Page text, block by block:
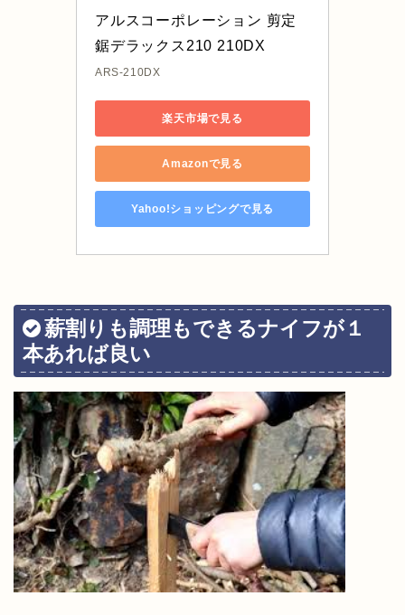
アルスコーポレーション 剪定
鋸デラックス210 210DX
ARS-210DX
楽天市場で見る
Amazonで見る
Yahoo!ショッピングで見る
薪割りも調理もできるナイフが１
本あれば良い